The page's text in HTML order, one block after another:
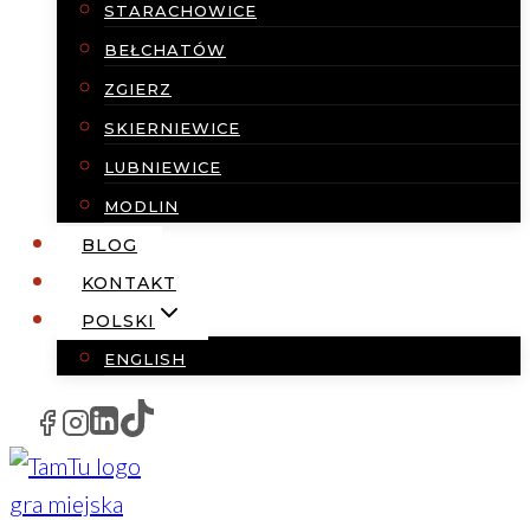
STARACHOWICE
BEŁCHATÓW
ZGIERZ
SKIERNIEWICE
LUBNIEWICE
MODLIN
BLOG
KONTAKT
POLSKI
ENGLISH